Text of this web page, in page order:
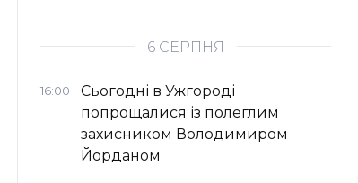
6 СЕРПНЯ
16:00
Сьогодні в Ужгороді
попрощалися із полеглим
захисником Володимиром
Йорданом